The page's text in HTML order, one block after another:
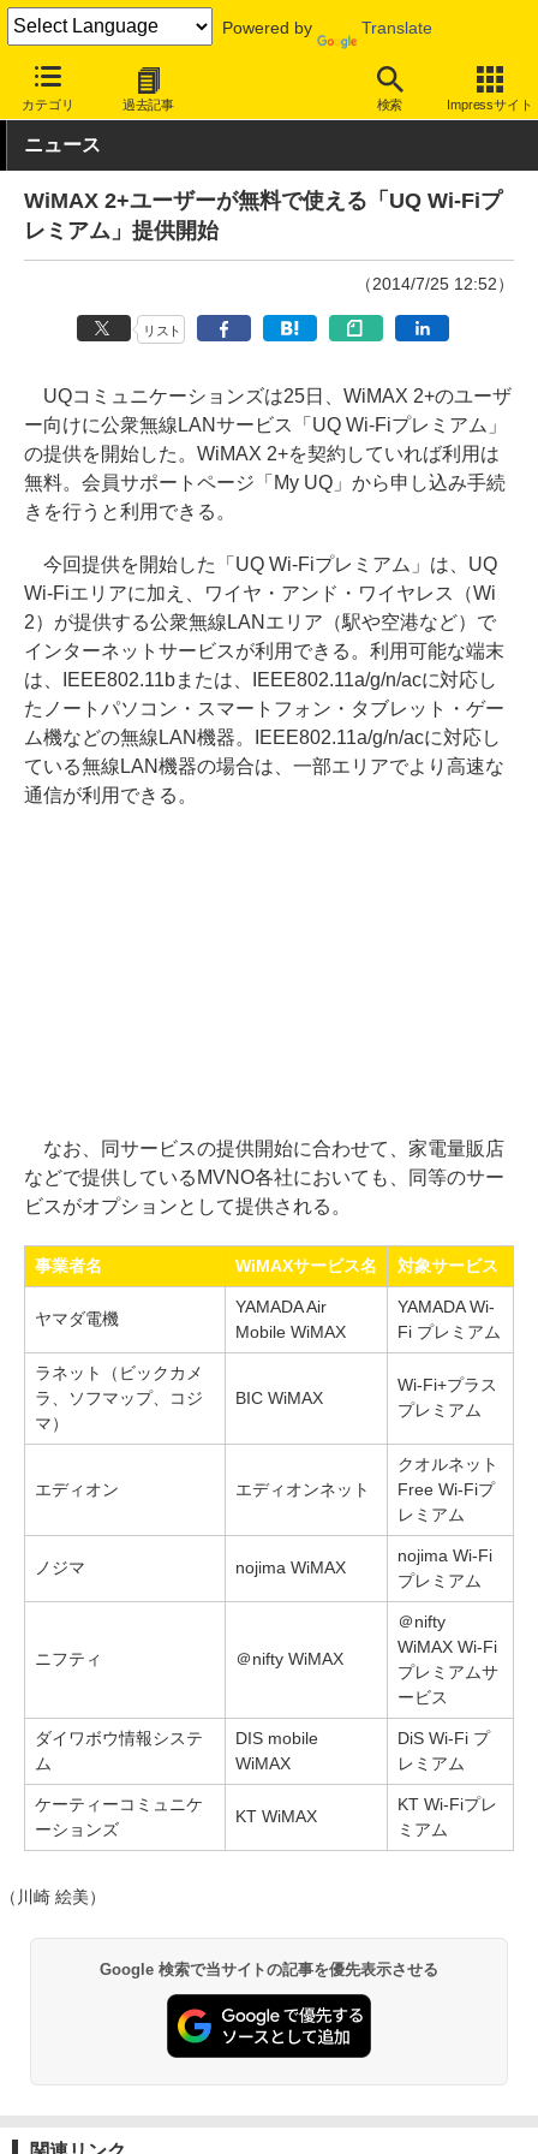
Powered by Translate
カテゴリ 過去記事 検索 Impressサイト
INTERNET Watch サービス/ソフト 公衆無線LAN
ニュース
WiMAX 2+ユーザーが無料で使える「UQ Wi-Fiプ
レミアム」提供開始
（2014/7/25 12:52）
リスト
UQコミュニケーションズは25日、WiMAX 2+のユーザ
ー向けに公衆無線LANサービス「UQ Wi-Fiプレミアム」
の提供を開始した。WiMAX 2+を契約していれば利用は
無料。会員サポートページ「My UQ」から申し込み手続
きを行うと利用できる。
今回提供を開始した「UQ Wi-Fiプレミアム」は、UQ
Wi-Fiエリアに加え、ワイヤ・アンド・ワイヤレス（Wi
2）が提供する公衆無線LANエリア（駅や空港など）で
インターネットサービスが利用できる。利用可能な端末
は、IEEE802.11bまたは、IEEE802.11a/g/n/acに対応し
たノートパソコン・スマートフォン・タブレット・ゲー
ム機などの無線LAN機器。IEEE802.11a/g/n/acに対応し
ている無線LAN機器の場合は、一部エリアでより高速な
通信が利用できる。
なお、同サービスの提供開始に合わせて、家電量販店
などで提供しているMVNO各社においても、同等のサー
ビスがオプションとして提供される。
事業者名 WiMAXサービス名 対象サービス
ヤマダ電機
YAMADA Air
Mobile WiMAX
YAMADA Wi-
Fi プレミアム
ラネット（ビックカメ
ラ、ソフマップ、コジ
マ）
BIC WiMAX
Wi-Fi+プラス
プレミアム
エディオン エディオンネット
クオルネット
Free Wi-Fiプ
レミアム
ノジマ nojima WiMAX
nojima Wi-Fi
プレミアム
ニフティ ＠nifty WiMAX
＠nifty
WiMAX Wi-Fi
プレミアムサ
ービス
ダイワボウ情報システ
ム
DIS mobile
WiMAX
DiS Wi-Fi プ
レミアム
ケーティーコミュニケ
ーションズ
KT WiMAX
KT Wi-Fiプレ
ミアム
（川崎 絵美）
Google 検索で当サイトの記事を優先表示させる